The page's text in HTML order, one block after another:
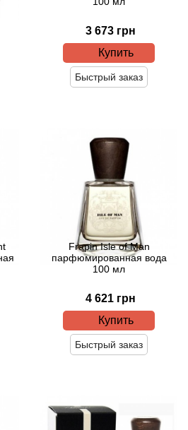
3 673 грн
Купить
Быстрый заказ
Frapin Isle of Man
парфюмированная вода
100 мл
4 621 грн
Купить
Быстрый заказ